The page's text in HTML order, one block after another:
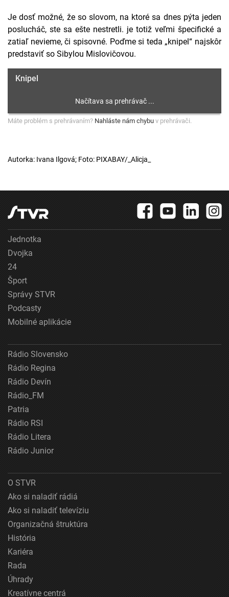
Je dosť možné, že so slovom, na ktoré sa dnes pýta jeden
poslucháč, ste sa ešte nestretli. je totiž veľmi špecifické a
zatiaľ nevieme, či spisovné. Poďme si teda „knipel“ najskôr
predstaviť so Sibylou Mislovičovou.
Knipel
Máte problém s prehrávaním? Nahláste nám chybu v prehrávači.
Autorka: Ivana Ilgová; Foto: PIXABAY/_Alicja_
Jednotka
Dvojka
24
Šport
Správy STVR
Podcasty
Mobilné aplikácie
Rádio Slovensko
Rádio Regina
Rádio Devín
Rádio_FM
Patria
Rádio RSI
Rádio Litera
Rádio Junior
O STVR
Ako si naladiť rádiá
Ako si naladiť televíziu
Organizačná štruktúra
História
Kariéra
Rada
Úhrady
Kreatívne centrá